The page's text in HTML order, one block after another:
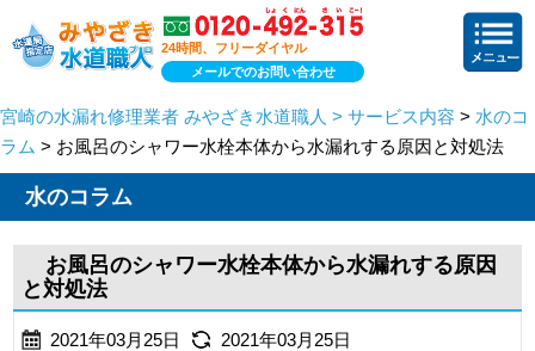
24時間、フリーダイヤル
メールでのお問い合わせ
宮崎の水漏れ修理業者 みやざき水道職人 > サービス内容 > 水のコ
ラム > お風呂のシャワー水栓本体から水漏れする原因と対処法
水のコラム
お風呂のシャワー水栓本体から水漏れする原因
と対処法
2021年03月25日
2021年03月25日